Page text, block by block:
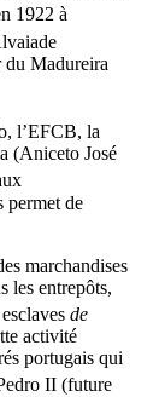
1922 à
du Madureira
l’EFCB, la
(Aniceto José
permet de
marchandises
les entrepôts,
de
activité
portugais qui
II (future